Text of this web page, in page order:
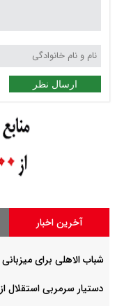
ارسال نظر
آخرین اخبار
شباب الاهلی برای
دستیار سرمربی استقلال